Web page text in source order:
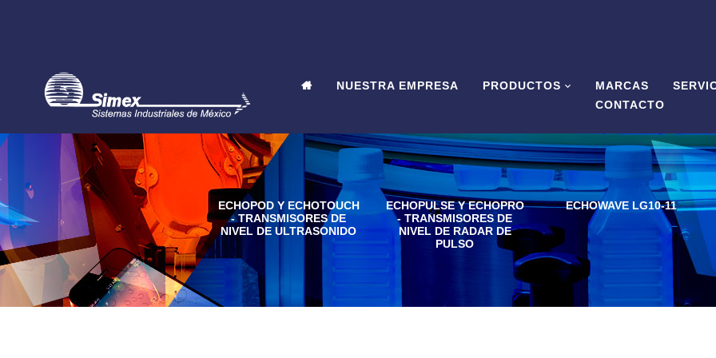
NUESTRA EMPRESA PRODUCTOS MARCAS
CONTACTO
ECHOPOD Y ECHOTOUCH
- TRANSMISORES DE
NIVEL DE ULTRASONIDO
ECHOPULSE Y ECHOPRO
- TRANSMISORES DE
NIVEL DE RADAR DE
PULSO
ECHOWAVE LG10-11